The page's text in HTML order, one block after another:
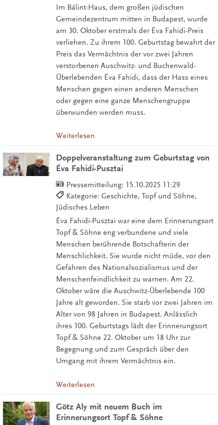
Im Bálint-Haus, dem großen jüdischen
Gemeindezentrum mitten in Budapest, wurde
am 30. Oktober erstmals der Éva Fahidi-Preis
verliehen. Zu ihrem 100. Geburtstag bewahrt der
Preis das Vermächtnis der vor zwei Jahren
verstorbenen Auschwitz- und Buchenwald-
Überlebenden Éva Fahidi, dass der Hass eines
Menschen gegen einen anderen Menschen
oder gegen eine ganze Menschengruppe
überwunden werden muss.
Weiterlesen
Doppelveranstaltung zum Geburtstag von
Éva Fahidi-Pusztai
Pressemitteilung: 15.10.2025 11:29
Kategorie: Geschichte, Topf und Söhne,
Jüdisches Leben
Éva Fahidi-Pusztai war eine dem Erinnerungsort
Topf & Söhne eng verbundene und viele
Menschen berührende Botschafterin der
Menschlichkeit. Sie wurde nicht müde, vor den
Gefahren des Nationalsozialismus und der
Menschenfeindlichkeit zu warnen. Am 22.
Oktober wäre die Auschwitz-Überlebende 100
Jahre alt geworden. Sie starb vor zwei Jahren im
Alter von 98 Jahren in Budapest. Anlässlich
ihres 100. Geburtstags lädt der Erinnerungsort
Topf & Söhne 22. Oktober um 18 Uhr zur
Begegnung und zum Gespräch über den
Umgang mit ihrem Vermächtnis ein.
Weiterlesen
Götz Aly mit neuem Buch im
Erinnerungsort Topf & Söhne